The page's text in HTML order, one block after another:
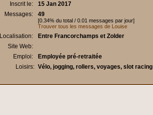
Inscrit le:
15 Jan 2017
Messages:
49
[0.34% du total / 0.01 messages par jour]
Trouver tous les messages de Louise
Localisation:
Entre Francorchamps et Zolder
Site Web:
Emploi:
Employée pré-retraitée
Loisirs: Vélo, jogging, rollers, voyages, slot racing